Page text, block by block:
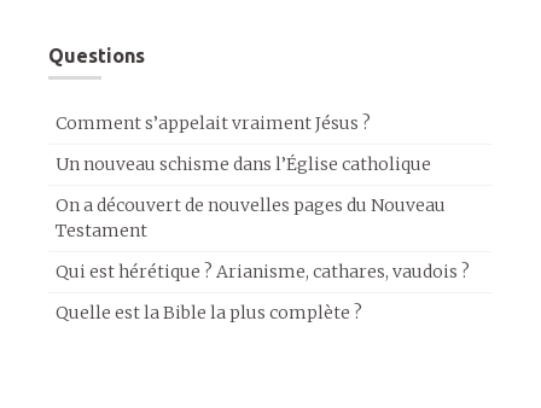
Questions
Comment s’appelait vraiment Jésus ?
Un nouveau schisme dans l’Église catholique
On a découvert de nouvelles pages du Nouveau
Testament
Qui est hérétique ? Arianisme, cathares, vaudois ?
Quelle est la Bible la plus complète ?